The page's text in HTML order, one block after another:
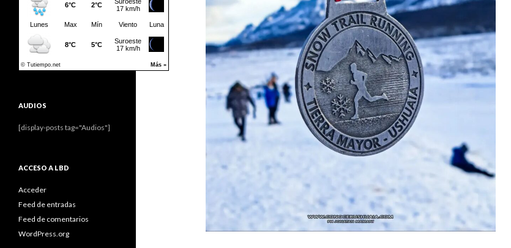
AUDIOS
[display-posts tag="Audios"]
ACCESO A LBD
Acceder
Feed de entradas
Feed de comentarios
WordPress.org